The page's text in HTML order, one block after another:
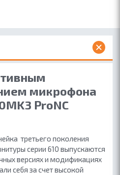
микрофона
ProNC
третьего поколения
серии 610 выпускаются
версиях и модификациях
себя за счет высокой